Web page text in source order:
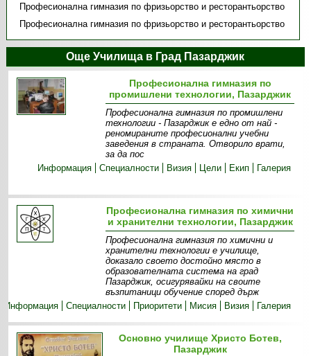
Професионална гимназия по фризьорство и ресторантьорство
Професионална гимназия по фризьорство и ресторантьорство
Още Училища в Град Пазарджик
Професионална гимназия по
промишлени технологии, Пазарджик
Професионална гимназия по промишлени
технологии - Пазарджик е едно от най -
реномираните професионални учебни
заведения в страната. Отворило врати,
за да пос
Информация
Специалности Визия Цели Екип Галерия
Професионална гимназия по химични
и хранителни технологии, Пазарджик
Професионална гимназия по химични и
хранителни технологии е училище,
доказало своето достойно място в
образователната система на град
Пазарджик, осигурявайки на своите
възпитаници обучение според държ
Информация
Специалности Приоритети Мисия Визия Галерия
Основно училище Христо Ботев,
Пазарджик